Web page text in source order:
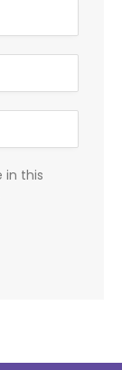
in this